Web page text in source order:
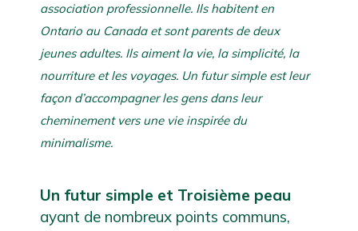
association professionnelle. Ils habitent en
Ontario au Canada et sont parents de deux
jeunes adultes. Ils aiment la vie, la simplicité, la
nourriture et les voyages. Un futur simple est leur
façon d’accompagner les gens dans leur
cheminement vers une vie inspirée du
minimalisme.
Un futur simple et Troisième peau
ayant de nombreux points communs,